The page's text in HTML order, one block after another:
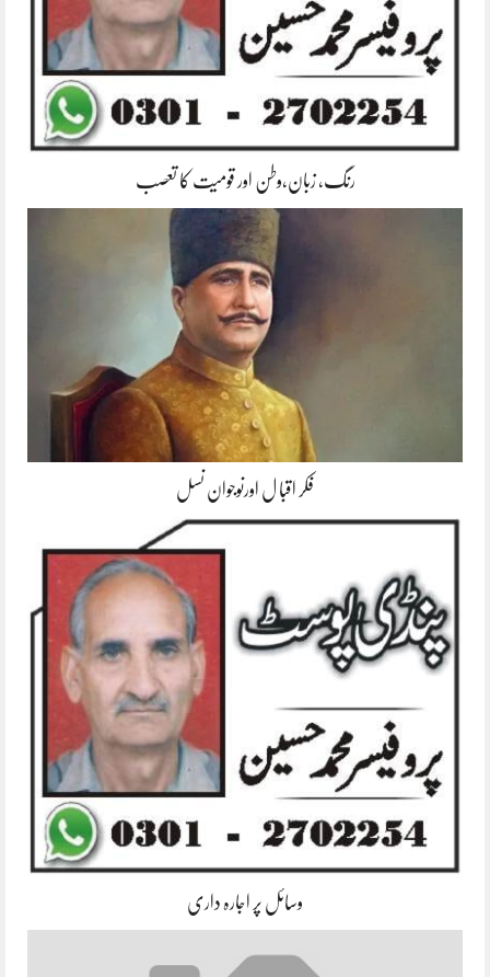
رنگ، زبان،وطن اور قومیت کا تعصب
فکر اقبا ل اورنوجوان نسل
وسائل پر اجارہ داری